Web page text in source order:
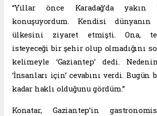
“Yıllar önce Karadağ’da
konuşuyordum. Kendisi dünyanın
ülkesini ziyaret etmişti. Ona,
isteyeceği bir şehir olup olmadığını
kelimeyle ‘Gaziantep’ dedi.
‘İnsanları için’ cevabını verdi. Bugün
kadar haklı olduğunu gördüm.”
Konatar, Gaziantep’in